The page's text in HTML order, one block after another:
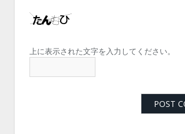
上に表示された文字を入力してください。